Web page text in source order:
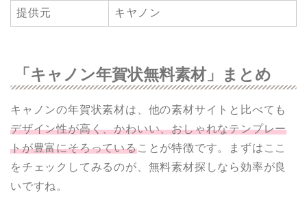
提供元 キヤノン
「キャノン年賀状無料素材」まとめ
キャノンの年賀状素材は、他の素材サイトと比べても
デザイン性が高く、かわいい、おしゃれなテンプレー
トが豊富にそろっていることが特徴です。まずはここ
をチェックしてみるのが、無料素材探しなら効率が良
いですね。